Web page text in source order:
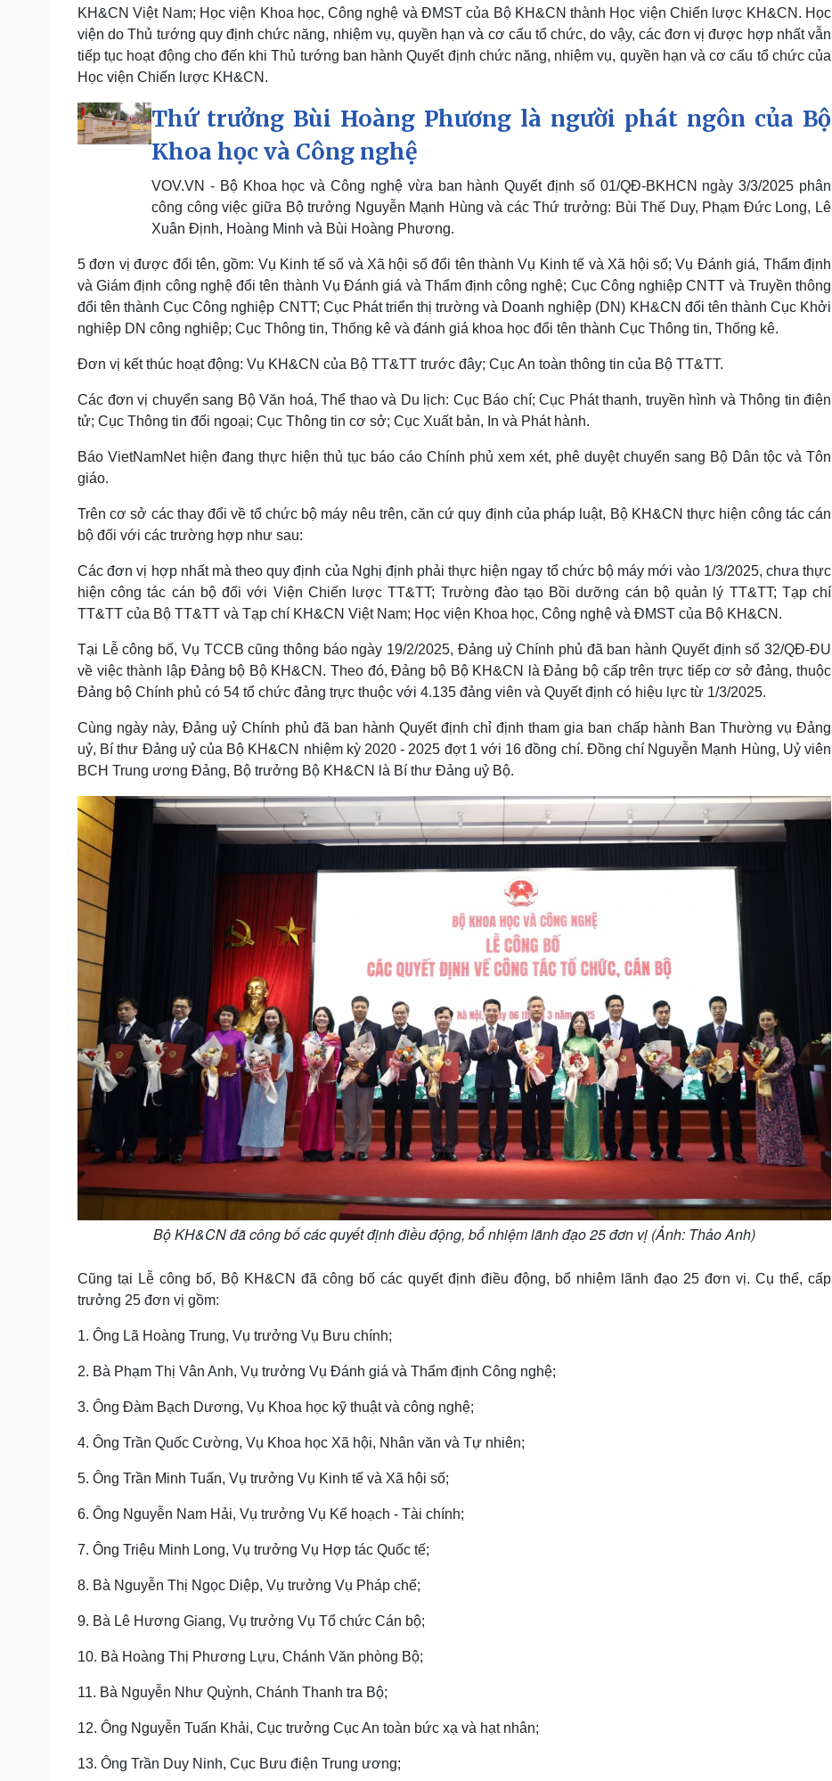
KH&CN Việt Nam; Học viện Khoa học, Công nghệ và ĐMST của Bộ KH&CN thành Học viện Chiến lược KH&CN. Học
viện do Thủ tướng quy định chức năng, nhiệm vụ, quyền hạn và cơ cấu tổ chức, do vậy, các đơn vị được hợp nhất vẫn
tiếp tục hoạt động cho đến khi Thủ tướng ban hành Quyết định chức năng, nhiệm vụ, quyền hạn và cơ cấu tổ chức của
Học viện Chiến lược KH&CN.
Thứ trưởng Bùi Hoàng Phương là người phát ngôn của Bộ
Khoa học và Công nghệ
VOV.VN - Bộ Khoa học và Công nghệ vừa ban hành Quyết định số 01/QĐ-BKHCN ngày 3/3/2025 phân
công công việc giữa Bộ trưởng Nguyễn Mạnh Hùng và các Thứ trưởng: Bùi Thế Duy, Phạm Đức Long, Lê
Xuân Định, Hoàng Minh và Bùi Hoàng Phương.
5 đơn vị được đổi tên, gồm: Vụ Kinh tế số và Xã hội số đổi tên thành Vụ Kinh tế và Xã hội số; Vụ Đánh giá, Thẩm định
và Giám định công nghệ đổi tên thành Vụ Đánh giá và Thẩm định công nghệ; Cục Công nghiệp CNTT và Truyền thông
đổi tên thành Cục Công nghiệp CNTT; Cục Phát triển thị trường và Doanh nghiệp (DN) KH&CN đổi tên thành Cục Khởi
nghiệp DN công nghiệp; Cục Thông tin, Thống kê và đánh giá khoa học đổi tên thành Cục Thông tin, Thống kê.
Đơn vị kết thúc hoạt động: Vụ KH&CN của Bộ TT&TT trước đây; Cục An toàn thông tin của Bộ TT&TT.
Các đơn vị chuyển sang Bộ Văn hoá, Thể thao và Du lịch: Cục Báo chí; Cục Phát thanh, truyền hình và Thông tin điện
tử; Cục Thông tin đối ngoại; Cục Thông tin cơ sở; Cục Xuất bản, In và Phát hành.
Báo VietNamNet hiện đang thực hiện thủ tục báo cáo Chính phủ xem xét, phê duyệt chuyển sang Bộ Dân tộc và Tôn
giáo.
Trên cơ sở các thay đổi về tổ chức bộ máy nêu trên, căn cứ quy định của pháp luật, Bộ KH&CN thực hiện công tác cán
bộ đối với các trường hợp như sau:
Các đơn vị hợp nhất mà theo quy định của Nghị định phải thực hiện ngay tổ chức bộ máy mới vào 1/3/2025, chưa thực
hiện công tác cán bộ đối với Viện Chiến lược TT&TT; Trường đào tạo Bồi dưỡng cán bộ quản lý TT&TT; Tạp chí
TT&TT của Bộ TT&TT và Tạp chí KH&CN Việt Nam; Học viện Khoa học, Công nghệ và ĐMST của Bộ KH&CN.
Tại Lễ công bố, Vụ TCCB cũng thông báo ngày 19/2/2025, Đảng uỷ Chính phủ đã ban hành Quyết định số 32/QĐ-ĐU
về việc thành lập Đảng bộ Bộ KH&CN. Theo đó, Đảng bộ Bộ KH&CN là Đảng bộ cấp trên trực tiếp cơ sở đảng, thuộc
Đảng bộ Chính phủ có 54 tổ chức đảng trực thuộc với 4.135 đảng viên và Quyết định có hiệu lực từ 1/3/2025.
Cùng ngày này, Đảng uỷ Chính phủ đã ban hành Quyết định chỉ định tham gia ban chấp hành Ban Thường vụ Đảng
uỷ, Bí thư Đảng uỷ của Bộ KH&CN nhiệm kỳ 2020 - 2025 đợt 1 với 16 đồng chí. Đồng chí Nguyễn Mạnh Hùng, Uỷ viên
BCH Trung ương Đảng, Bộ trưởng Bộ KH&CN là Bí thư Đảng uỷ Bộ.
Bộ KH&CN đã công bố các quyết định điều động, bổ nhiệm lãnh đạo 25 đơn vị (Ảnh: Thảo Anh)
Cũng tại Lễ công bố, Bộ KH&CN đã công bố các quyết định điều động, bổ nhiệm lãnh đạo 25 đơn vị. Cụ thể, cấp
trưởng 25 đơn vị gồm:
1. Ông Lã Hoàng Trung, Vụ trưởng Vụ Bưu chính;
2. Bà Phạm Thị Vân Anh, Vụ trưởng Vụ Đánh giá và Thẩm định Công nghệ;
3. Ông Đàm Bạch Dương, Vụ Khoa học kỹ thuật và công nghệ;
4. Ông Trần Quốc Cường, Vụ Khoa học Xã hội, Nhân văn và Tự nhiên;
5. Ông Trần Minh Tuấn, Vụ trưởng Vụ Kinh tế và Xã hội số;
6. Ông Nguyễn Nam Hải, Vụ trưởng Vụ Kế hoạch - Tài chính;
7. Ông Triệu Minh Long, Vụ trưởng Vụ Hợp tác Quốc tế;
8. Bà Nguyễn Thị Ngọc Diệp, Vụ trưởng Vụ Pháp chế;
9. Bà Lê Hương Giang, Vụ trưởng Vụ Tổ chức Cán bộ;
10. Bà Hoàng Thị Phương Lựu, Chánh Văn phòng Bộ;
11. Bà Nguyễn Như Quỳnh, Chánh Thanh tra Bộ;
12. Ông Nguyễn Tuấn Khải, Cục trưởng Cục An toàn bức xạ và hạt nhân;
13. Ông Trần Duy Ninh, Cục Bưu điện Trung ương;